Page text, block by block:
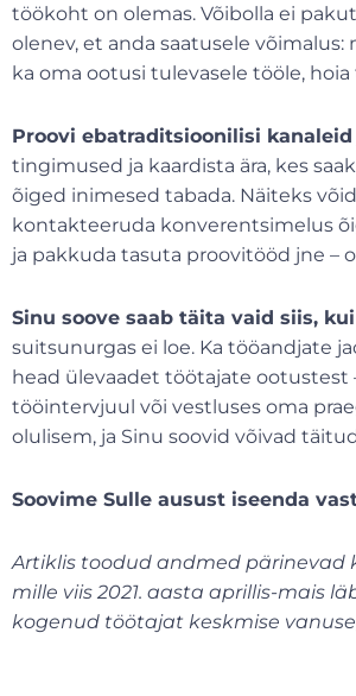
töökoht on olemas. Võibolla ei
olenev, et anda saatusele
ka oma ootusi tulevasele tööle,
Proovi ebatraditsioonilisi
tingimused ja kaardista ära, kes
õiged inimesed tabada. Näiteks
kontakteeruda konverentsimelus
ja pakkuda tasuta proovitööd jne –
Sinu soove saab täita vaid siis,
suitsunurgas ei loe. Ka tööandjate
head ülevaadet töötajate ootustest
tööintervjuul või vestluses oma
olulisem, ja Sinu soovid võivad
Soovime Sulle ausust iseenda
Artiklis toodud andmed
mille viis 2021. aasta aprillis-mais
kogenud töötajat keskmise